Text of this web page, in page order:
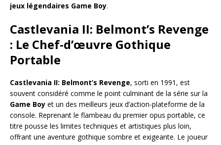
jeux légendaires Game Boy.
Castlevania II: Belmont’s Revenge
: Le Chef-d’œuvre Gothique
Portable
Castlevania II: Belmont’s Revenge, sorti en 1991, est
souvent considéré comme le point culminant de la série sur la
Game Boy et un des meilleurs jeux d’action-plateforme de la
console. Reprenant le flambeau du premier opus portable, ce
titre pousse les limites techniques et artistiques plus loin,
offrant une aventure gothique sombre et exigeante. Le joueur